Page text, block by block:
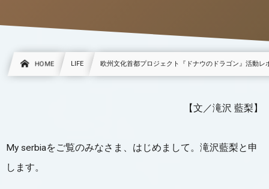
HOME LIFE 欧州文化首都プロジェクト『ドナウのドラゴン』活動レ
【文／滝沢 藍梨】
My serbiaをご覧のみなさま、はじめまして。滝沢藍梨と申
します。